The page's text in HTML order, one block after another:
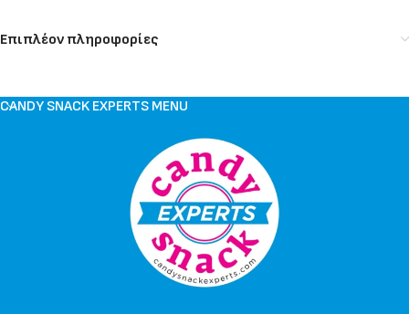
Επιπλέον πληροφορίες
CANDY SNACK EXPERTS MENU